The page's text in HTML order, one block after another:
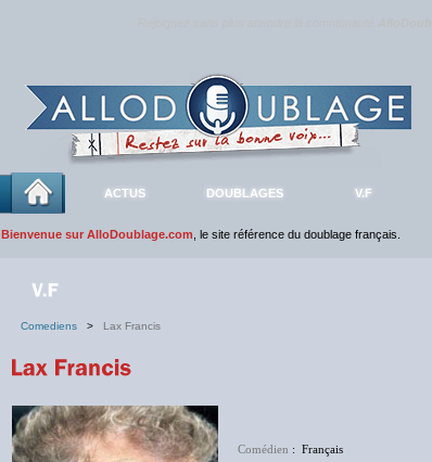
ACTUS DOUBLAGES V.F
Bienvenue sur AlloDoublage.com , le site référence du doublage français.
Comediens > Lax Francis
Comédien : Français